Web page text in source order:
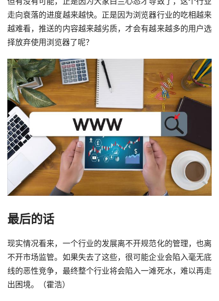
走向衰落的进度越来越快。正是因为浏览器行业的吃相越来
越难看，推送的内容越来越劣质，才会有越来越多的用户选
择放弃使用浏览器了呢？
最后的话
现实情况看来，一个行业的发展离不开规范化的管理，也离
不开市场监管。如果失去了这些，很可能企业会陷入毫无底
线的恶性竞争，最终整个行业将会陷入一滩死水，难以再走
出困境。（霍浩）